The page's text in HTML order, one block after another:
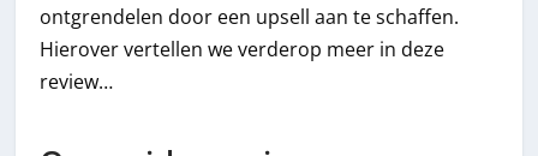
ontgrendelen door een upsell aan te schaffen.
Hierover vertellen we verderop meer in deze
review…